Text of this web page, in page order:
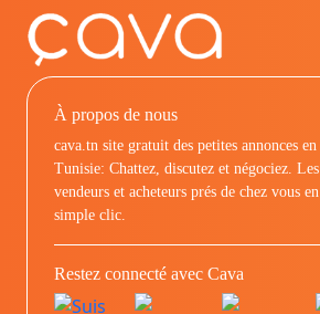
À propos de nous
cava.tn site gratuit des petites annonces en
Tunisie: Chattez, discutez et négociez. Les
vendeurs et acheteurs prés de chez vous en
simple clic.
Restez connecté avec Cava